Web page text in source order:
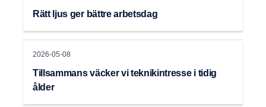
Rätt ljus ger bättre arbetsdag
2026-05-08
Tillsammans väcker vi teknikintresse i tidig
ålder